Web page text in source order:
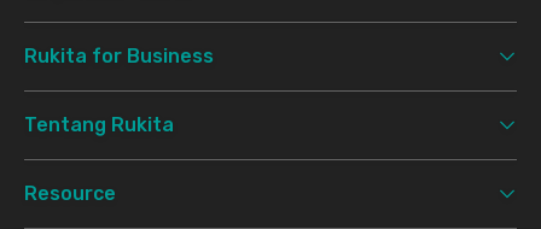
Rukita for Business
Tentang Rukita
Resource